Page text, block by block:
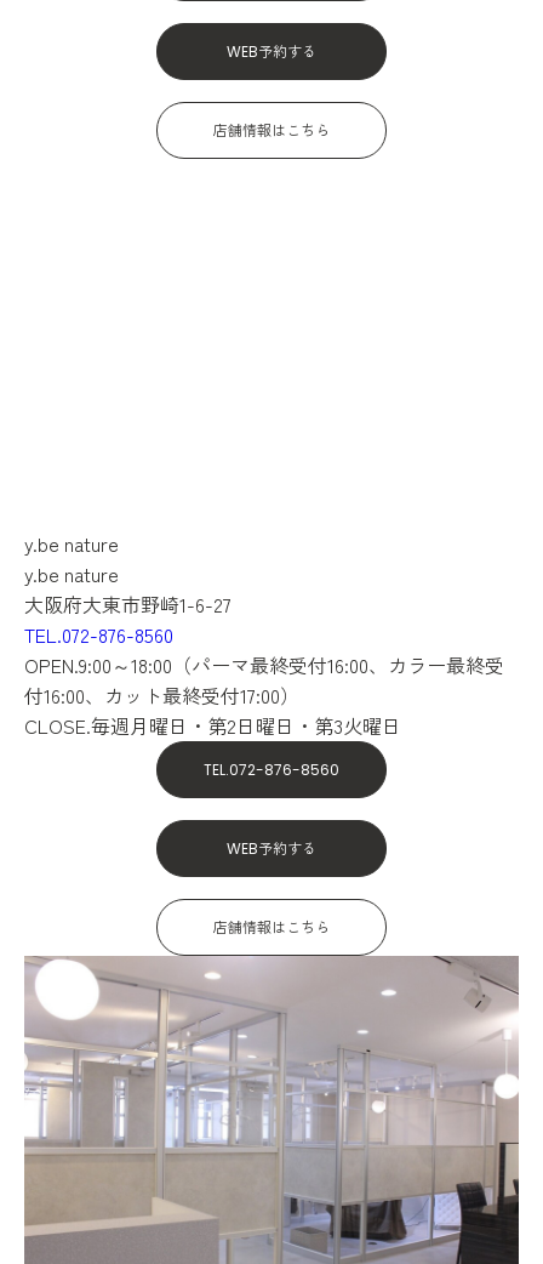
WEB予約する
店舗情報はこちら
y.be nature
y.be nature
大阪府大東市野崎1-6-27
TEL.072-876-8560
OPEN.9:00～18:00（パーマ最終受付16:00、カラー最終受
付16:00、カット最終受付17:00）
CLOSE.毎週月曜日・第2日曜日・第3火曜日
TEL.072-876-8560
WEB予約する
店舗情報はこちら